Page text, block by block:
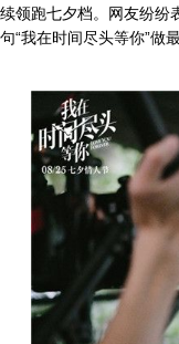
续领跑七夕档。网友纷纷
句“我在时间尽头等你”做